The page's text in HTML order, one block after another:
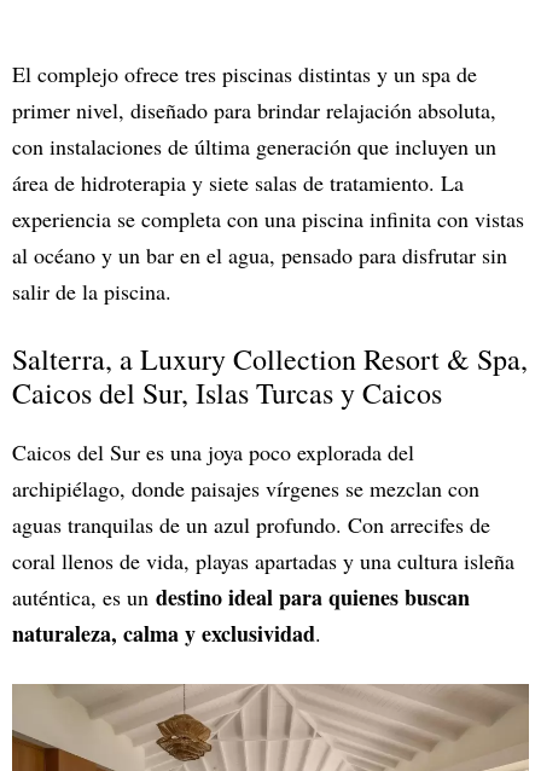
El complejo ofrece tres piscinas distintas y un spa de
primer nivel, diseñado para brindar relajación absoluta,
con instalaciones de última generación que incluyen un
área de hidroterapia y siete salas de tratamiento. La
experiencia se completa con una piscina infinita con vistas
al océano y un bar en el agua, pensado para disfrutar sin
salir de la piscina.
Salterra, a Luxury Collection Resort & Spa,
Caicos del Sur, Islas Turcas y Caicos
Caicos del Sur es una joya poco explorada del
archipiélago, donde paisajes vírgenes se mezclan con
aguas tranquilas de un azul profundo. Con arrecifes de
coral llenos de vida, playas apartadas y una cultura isleña
auténtica, es un destino ideal para quienes buscan
naturaleza, calma y exclusividad.